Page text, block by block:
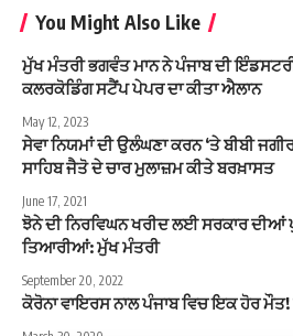
You Might Also Like
ਮੁੱਖ ਮੰਤਰੀ ਭਗਵੰਤ ਮਾਨ ਨੇ ਪੰਜਾਬ ਦੀ
ਕਲਰਕੋਡਿੰਗ ਸਟੈਂਪ ਪੇਪਰ ਦਾ ਕੀਤਾ ਐਲਾਨ
May 12, 2023
ਸੇਵਾ ਨਿਯਮਾਂ ਦੀ ਉਲੰਘਣਾ ਕਰਨ ‘ਤੇ ਬੀਬੀ
ਸਾਹਿਬ ਜੈਤੋ ਦੇ ਚਾਰ ਮੁਲਾਜ਼ਮ ਕੀਤੇ ਬਰਖ਼ਾਸਤ
June 17, 2021
ਝੋਨੇ ਦੀ ਨਿਰਵਿਘਨ ਖਰੀਦ ਲਈ ਸਰਕਾਰ ਦੀਆਂ
ਤਿਆਰੀਆਂ: ਮੁੱਖ ਮੰਤਰੀ
September 20, 2022
ਕੋਰੋਨਾ ਵਾਇਰਸ ਨਾਲ ਪੰਜਾਬ ਵਿਚ ਇਕ ਹੋਰ ਮੌਤ!